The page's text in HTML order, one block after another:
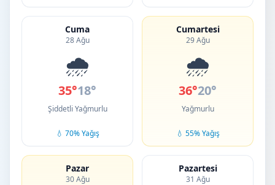
Cuma
28 Ağu
🌧️
35°18°
Şiddetli Yağmurlu
💧 70% Yağış
Cumartesi
29 Ağu
🌧️
36°20°
Yağmurlu
💧 55% Yağış
Pazar
30 Ağu
Pazartesi
31 Ağu